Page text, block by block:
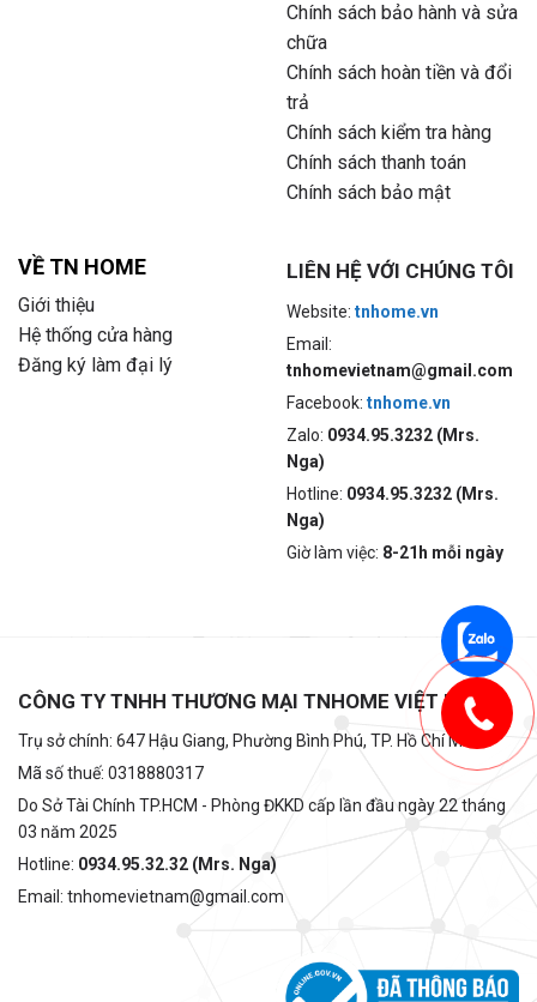
Chính sách bảo hành và sửa
chữa
Chính sách hoàn tiền và đổi
trả
Chính sách kiểm tra hàng
Chính sách thanh toán
Chính sách bảo mật
VỀ TN HOME
Giới thiệu
Hệ thống cửa hàng
Đăng ký làm đại lý
LIÊN HỆ VỚI CHÚNG TÔI
Website: tnhome.vn
Email:
tnhomevietnam@gmail.com
Facebook: tnhome.vn
Zalo: 0934.95.3232 (Mrs.
Nga)
Hotline: 0934.95.3232 (Mrs.
Nga)
Giờ làm việc: 8-21h mỗi ngày
CÔNG TY TNHH THƯƠNG MẠI TNHOME VIỆT NAM
Trụ sở chính: 647 Hậu Giang, Phường Bình Phú, TP. Hồ Chí Minh
Mã số thuế: 0318880317
Do Sở Tài Chính TP.HCM - Phòng ĐKKD cấp lần đầu ngày 22 tháng
03 năm 2025
Hotline: 0934.95.32.32 (Mrs. Nga)
Email: tnhomevietnam@gmail.com